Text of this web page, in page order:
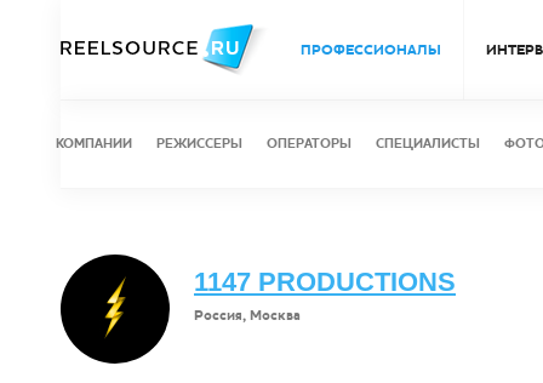
ПРОФЕССИОНАЛЫ
КОМПАНИИ РЕЖИССЕРЫ ОПЕРАТОРЫ СПЕЦИАЛИСТЫ
1147 PRODUCTIONS
Россия, Москва